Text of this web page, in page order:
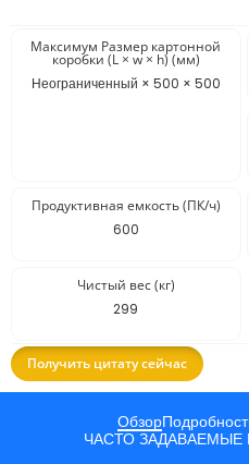
Максимум Размер картонной
коробки (L × w × h) (мм)
Неограниченный × 500 × 500
Продуктивная емкость (ПК/ч)
600
Чистый вес (кг)
299
Получить цитату сейчас
Обзор
ЧАСТО